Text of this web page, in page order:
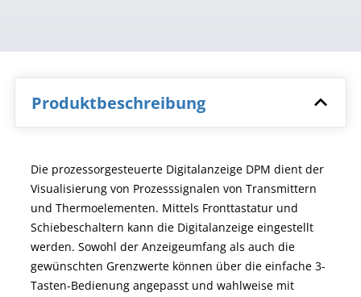
Produktbeschreibung
Die prozessorgesteuerte Digitalanzeige DPM dient der
Visualisierung von Prozesssignalen von Transmittern
und Thermoelementen. Mittels Fronttastatur und
Schiebeschaltern kann die Digitalanzeige eingestellt
werden. Sowohl der Anzeigeumfang als auch die
gewünschten Grenzwerte können über die einfache 3-
Tasten-Bedienung angepasst und wahlweise mit